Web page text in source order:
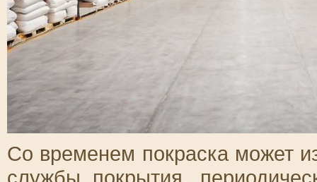
Со временем покраска может
службы покрытия,